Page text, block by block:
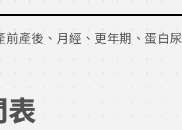
前產後、月經、更年期、蛋白